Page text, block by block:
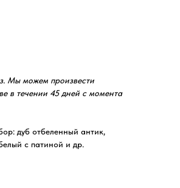
Мы можем произвести
в течении 45 дней с момента
дуб отбеленный антик,
с патиной и др.